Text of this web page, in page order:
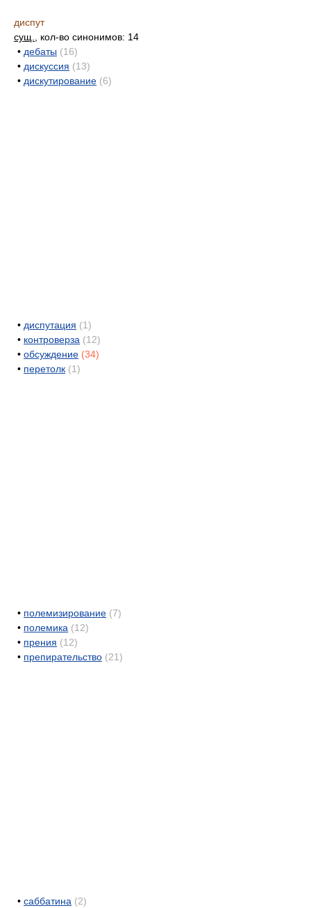
диспут
сущ.
, кол-во синонимов: 14
• дебаты (16)
• дискуссия (13)
• дискутирование (6)
• диспутация (1)
• контроверза (12)
• обсуждение (34)
• перетолк (1)
• полемизирование (7)
• полемика (12)
• прения (12)
• препирательство (21)
• саббатина (2)